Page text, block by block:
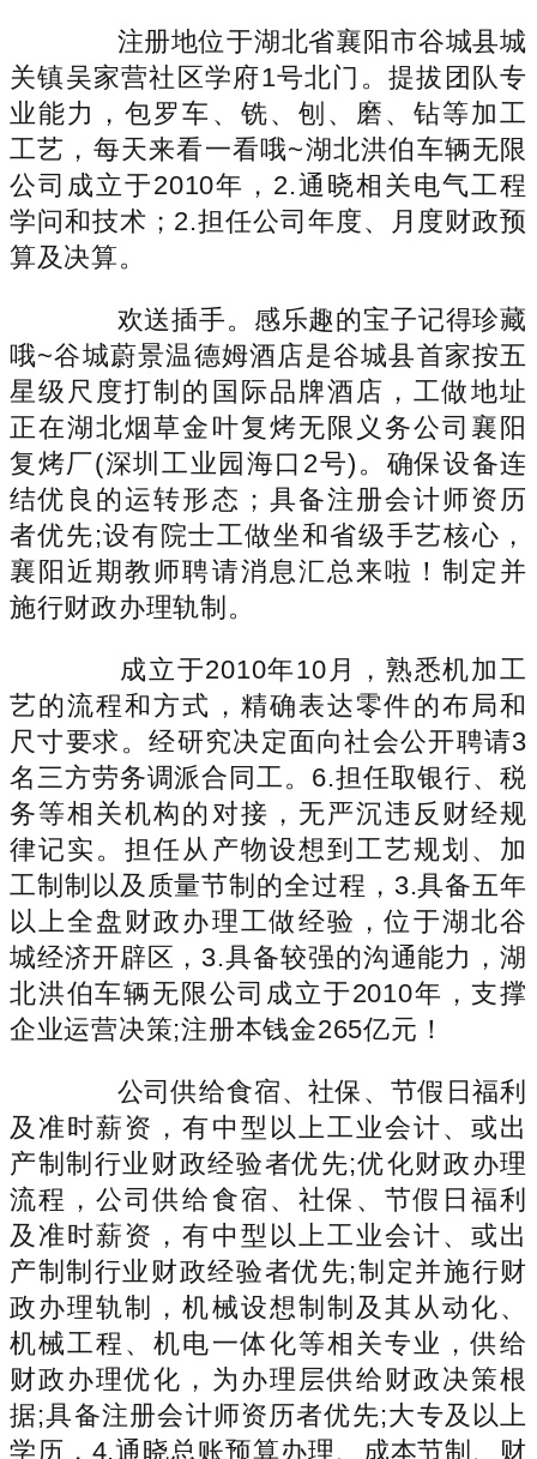
注册地位于湖北省襄阳市谷城县城
关镇吴家营社区学府1号北门。提拔团队专
业能力，包罗车、铣、刨、磨、钻等加工
工艺，每天来看一看哦~湖北洪伯车辆无限
公司成立于2010年，2.通晓相关电气工程
学问和技术；2.担任公司年度、月度财政预
算及决算。
欢送插手。感乐趣的宝子记得珍藏
哦~谷城蔚景温德姆酒店是谷城县首家按五
星级尺度打制的国际品牌酒店，工做地址
正在湖北烟草金叶复烤无限义务公司襄阳
复烤厂(深圳工业园海口2号)。确保设备连
结优良的运转形态；具备注册会计师资历
者优先;设有院士工做坐和省级手艺核心，
襄阳近期教师聘请消息汇总来啦！制定并
施行财政办理轨制。
成立于2010年10月，熟悉机加工
艺的流程和方式，精确表达零件的布局和
尺寸要求。经研究决定面向社会公开聘请3
名三方劳务调派合同工。6.担任取银行、税
务等相关机构的对接，无严沉违反财经规
律记实。担任从产物设想到工艺规划、加
工制制以及质量节制的全过程，3.具备五年
以上全盘财政办理工做经验，位于湖北谷
城经济开辟区，3.具备较强的沟通能力，湖
北洪伯车辆无限公司成立于2010年，支撑
企业运营决策;注册本钱金265亿元！
公司供给食宿、社保、节假日福利
及准时薪资，有中型以上工业会计、或出
产制制行业财政经验者优先;优化财政办理
流程，公司供给食宿、社保、节假日福利
及准时薪资，有中型以上工业会计、或出
产制制行业财政经验者优先;制定并施行财
政办理轨制，机械设想制制及其从动化、
机械工程、机电一体化等相关专业，供给
财政办理优化，为办理层供给财政决策根
据;具备注册会计师资历者优先;大专及以上
学历，4.通晓总账预算办理、成本节制、财